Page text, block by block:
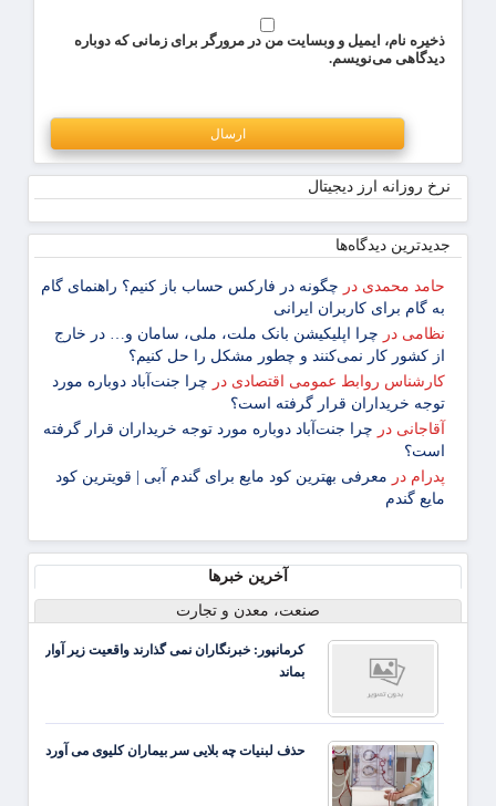
ذخیره نام، ایمیل و وبسایت من در مرورگر برای زمانی که دوباره
دیدگاهی می‌نویسم.
نرخ روزانه ارز دیجیتال
جدیدترین دیدگاه‌‌ها
حامد محمدی در چگونه در فارکس حساب باز کنیم؟ راهنمای گام
‌به ‌گام برای کاربران ایرانی
نظامی در چرا اپلیکیشن بانک ملت، ملی، سامان و… در خارج
از کشور کار نمی‌کنند و چطور مشکل را حل کنیم؟
کارشناس روابط عمومی اقتصادی در چرا جنت‌آباد دوباره مورد
توجه خریداران قرار گرفته است؟
آقاجانی در چرا جنت‌آباد دوباره مورد توجه خریداران قرار گرفته
است؟
پدرام در معرفی بهترین کود مایع برای گندم آبی | قویترین کود
مایع گندم
آخرین خبرها
صنعت، معدن و تجارت
کرمانپور: خبرنگاران نمی گذارند واقعیت زیر آوار
بماند
حذف لبنیات چه بلایی سر بیماران کلیوی می آورد